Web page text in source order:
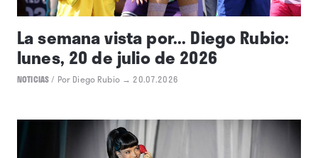
La semana vista por... Diego Rubio:
lunes, 20 de julio de 2026
NOTICIAS/ Por Diego Rubio → 20.07.2026